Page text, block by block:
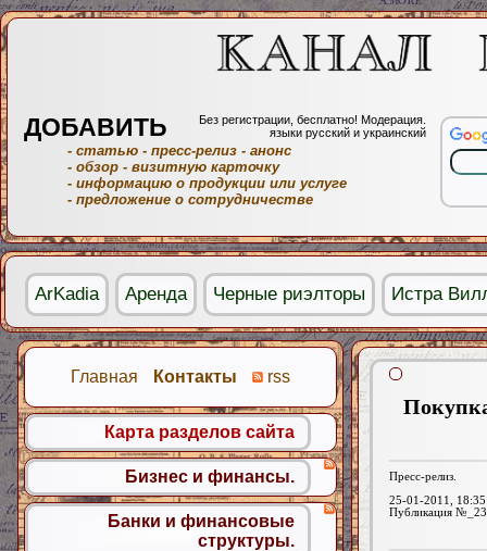
Пресс-релиз.
25-01-2011,
Публикация
Главная Контакты rss
Карта разделов сайта
Бизнес и финансы.
Банки и финансовые
структуры.
ДОБАВИТЬ
Без регистрации, бесплатно! Модерация.
языки русский и украинский
- статью - пресс-релиз - анонс
- обзор - визитную карточку
- информацию о продукции или услуге
- предложение о сотрудничестве
ArKadia Аренда Черные риэлторы Истра